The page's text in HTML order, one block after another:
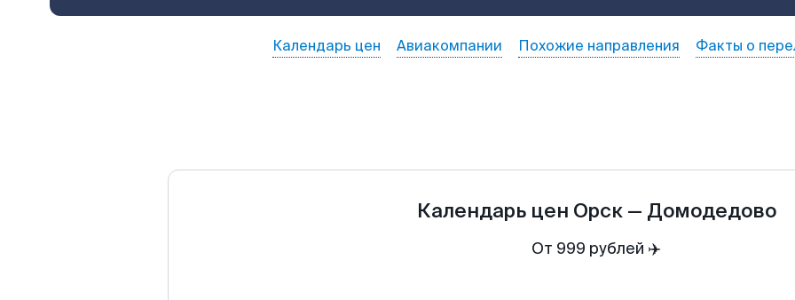
Календарь цен Авиакомпании Похожие направления Факты о
Календарь цен Орск— Домодедово
От 999 рублей ✈️